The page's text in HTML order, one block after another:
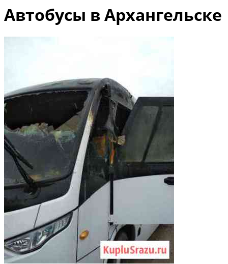
Автобусы в Архангельске